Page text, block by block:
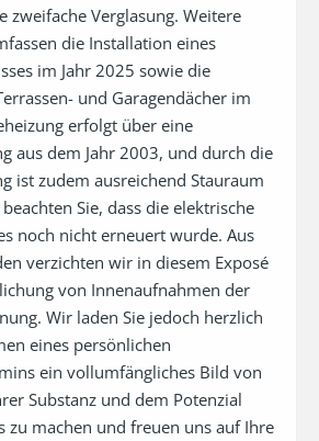
zweifache Verglasung. Weitere
die Installation eines
im Jahr 2025 sowie die
und Garagendächer im
erfolgt über eine
aus dem Jahr 2003, und durch die
ist zudem ausreichend Stauraum
Sie, dass die elektrische
noch nicht erneuert wurde. Aus
verzichten wir in diesem Exposé
von Innenaufnahmen der
Wir laden Sie jedoch herzlich
eines persönlichen
ein vollumfängliches Bild von
Substanz und dem Potenzial
zu machen und freuen uns auf Ihre